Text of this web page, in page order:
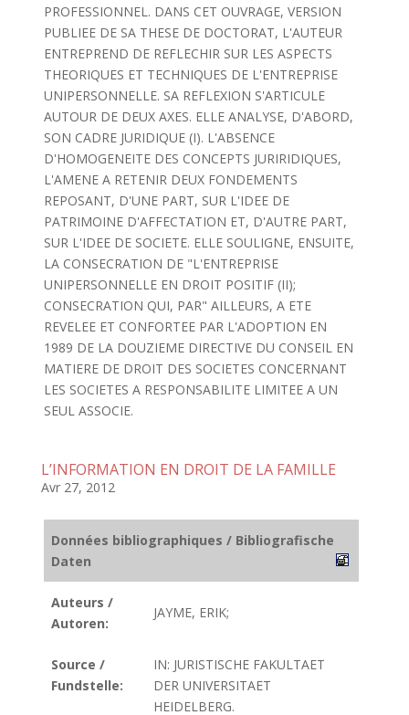
PROFESSIONNEL. DANS CET OUVRAGE, VERSION
PUBLIEE DE SA THESE DE DOCTORAT, L'AUTEUR
ENTREPREND DE REFLECHIR SUR LES ASPECTS
THEORIQUES ET TECHNIQUES DE L'ENTREPRISE
UNIPERSONNELLE. SA REFLEXION S'ARTICULE
AUTOUR DE DEUX AXES. ELLE ANALYSE, D'ABORD,
SON CADRE JURIDIQUE (I). L'ABSENCE
D'HOMOGENEITE DES CONCEPTS JURIRIDIQUES,
L'AMENE A RETENIR DEUX FONDEMENTS
REPOSANT, D'UNE PART, SUR L'IDEE DE
PATRIMOINE D'AFFECTATION ET, D'AUTRE PART,
SUR L'IDEE DE SOCIETE. ELLE SOULIGNE, ENSUITE,
LA CONSECRATION DE "L'ENTREPRISE
UNIPERSONNELLE EN DROIT POSITIF (II);
CONSECRATION QUI, PAR" AILLEURS, A ETE
REVELEE ET CONFORTEE PAR L'ADOPTION EN
1989 DE LA DOUZIEME DIRECTIVE DU CONSEIL EN
MATIERE DE DROIT DES SOCIETES CONCERNANT
LES SOCIETES A RESPONSABILITE LIMITEE A UN
SEUL ASSOCIE.
L’INFORMATION EN DROIT DE LA FAMILLE
Avr 27, 2012
Données bibliographiques / Bibliografische
Daten
Auteurs /
Autoren:
JAYME, ERIK;
Source /
Fundstelle:
IN: JURISTISCHE FAKULTAET
DER UNIVERSITAET
HEIDELBERG.